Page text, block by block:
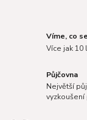
Víme, co
Více jak 10
Půjčovna
Největší